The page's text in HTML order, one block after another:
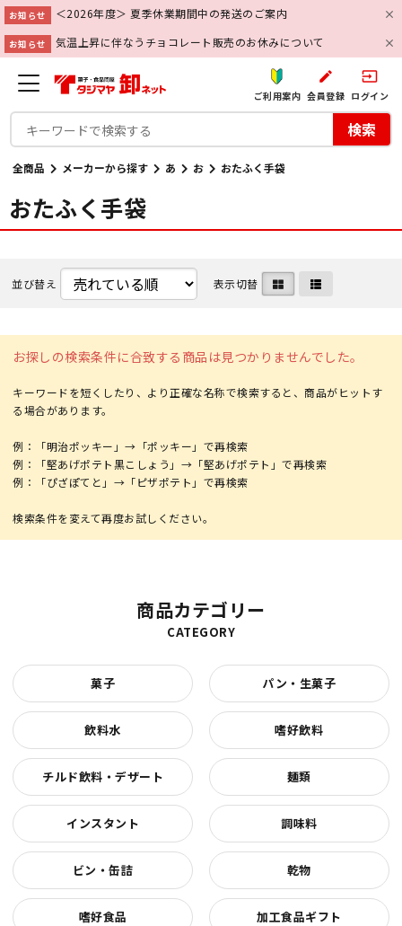
お知らせ ＜2026年度＞ 夏季休業期間中の発送のご案内
お知らせ 気温上昇に伴なうチョコレート販売のお休みについて
ご利用案内
create
会員登録
input
ログイン
検索
全商品 メーカーから探す あ お おたふく手袋
おたふく手袋
並び替え 表示切替
お探しの検索条件に合致する商品は見つかりませんでした。
キーワードを短くしたり、より正確な名称で検索すると、商品がヒットす
る場合があります。
例：「明治ポッキー」→「ポッキー」で再検索
例：「堅あげポテト黒こしょう」→「堅あげポテト」で再検索
例：「ぴざぽてと」→「ピザポテト」で再検索
商品カテゴリー
CATEGORY
菓子 パン・生菓子
飲料水 嗜好飲料
チルド飲料・デザート 麺類
インスタント 調味料
ビン・缶詰 乾物
嗜好食品 加工食品ギフト